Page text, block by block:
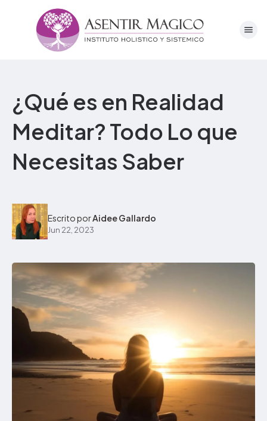
¿Qué es en Realidad
Meditar? Todo Lo que
Necesitas Saber
Escrito porAidee Gallardo
Jun 22, 2023